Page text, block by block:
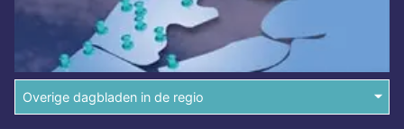
Overige dagbladen in de regio